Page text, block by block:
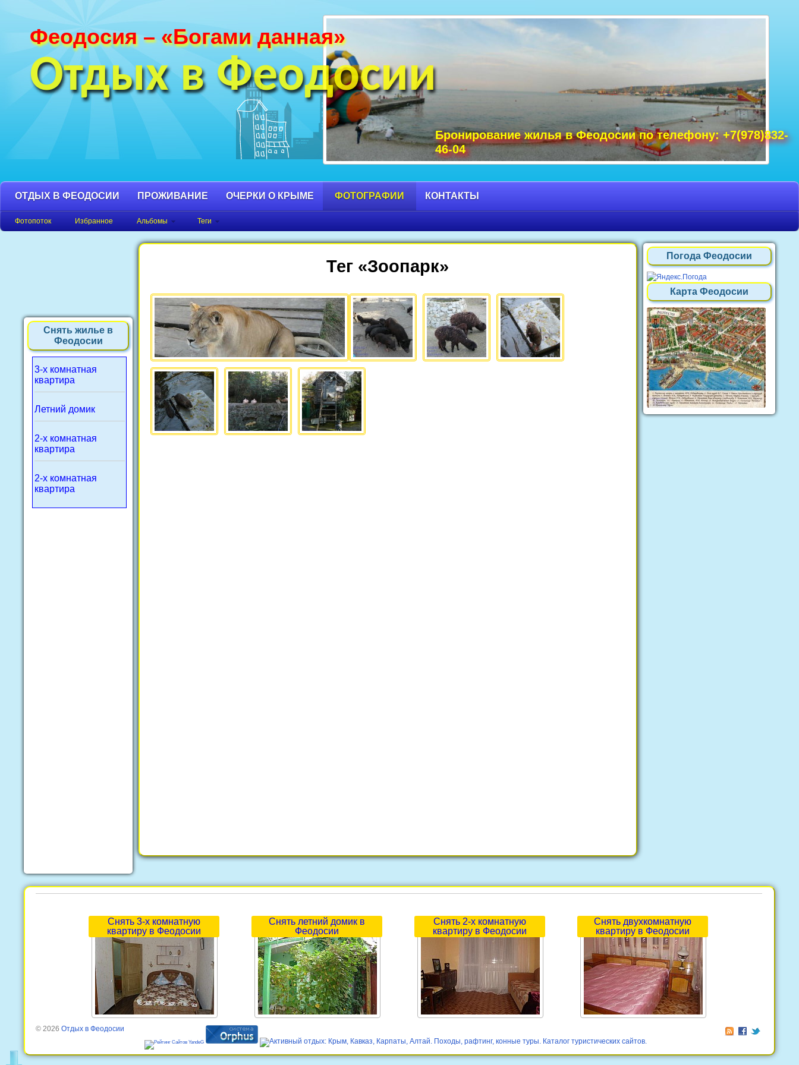
Феодосия – «Богами данная»
Отдых в Феодосии
Бронирование жилья в Феодосии по телефону: +7(978)832-
46-04
Фотографии Феодосии и Крыма. Пляжи Крыма фото, фото горы Крыма, Крым Судак фото, Крым фото Ялта, Крым фото
Феодосия, Орджоникидзе Крым фото, достопримечательности Крыма фото, море Крым фото, фото Нового Света, Крым
фото города, Крым фото Феодосия.
ОТДЫХ В ФЕОДОСИИ ПРОЖИВАНИЕ ОЧЕРКИ О КРЫМЕ ФОТОГРАФИИ КОНТАКТЫ
Фотопоток Избранное Альбомы Теги
Снять жилье в
Феодосии
3-х комнатная
квартира
Летний домик
2-х комнатная
квартира
2-х комнатная
квартира
Погода Феодосии
Карта Феодосии
Тег «Зоопарк»
Снять 3-х комнатную
квартиру в Феодосии
Снять летний домик в
Феодосии
Снять 2-х комнатную
квартиру в Феодосии
Снять двухкомнатную
квартиру в Феодосии
© 2026 Отдых в Феодосии